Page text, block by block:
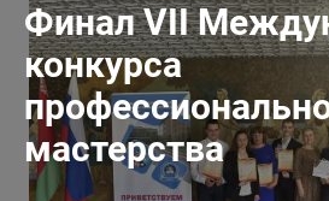
Финал VII
конкурса
мастерства